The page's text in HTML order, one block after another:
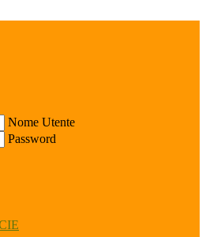
Nome Utente
Password